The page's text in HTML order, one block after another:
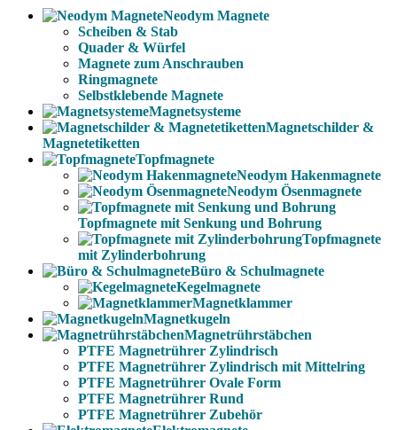
Neodym Magnete
Scheiben & Stab
Quader & Würfel
Magnete zum Anschrauben
Ringmagnete
Selbstklebende Magnete
Magnetsysteme
Magnetschilder &
Magnetetiketten
Topfmagnete
Neodym Hakenmagnete
Neodym Ösenmagnete
Topfmagnete mit Senkung und Bohrung
Topfmagnete
mit Zylinderbohrung
Büro & Schulmagnete
Kegelmagnete
Magnetklammer
Magnetkugeln
Magnetrührstäbchen
PTFE Magnetrührer Zylindrisch
PTFE Magnetrührer Zylindrisch mit Mittelring
PTFE Magnetrührer Ovale Form
PTFE Magnetrührer Rund
PTFE Magnetrührer Zubehör